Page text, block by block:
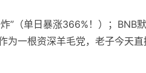
”（单日暴涨366%！）；BNB默
为一根资深羊毛党，老子今天直